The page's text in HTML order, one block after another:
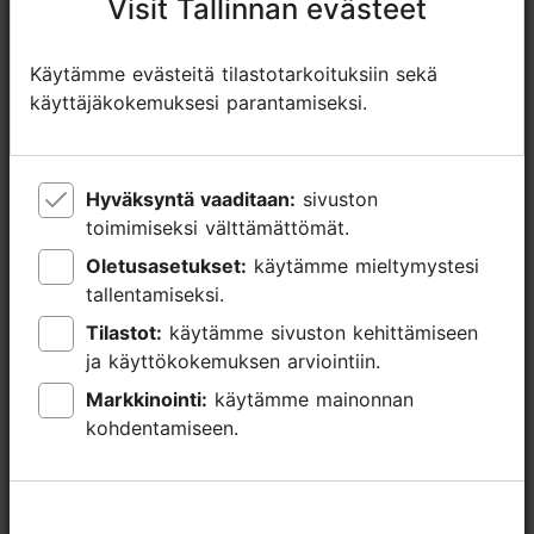
TripAdvisorissa® annetut arviot
tripadvisor rating null of 5 perustuu0 arvioon
Lue ja kirjoita kommentteja TripAdvisorissa
Arvostele TripAdvisorissa
Visit Tallinnan evästeet
Käytämme evästeitä tilastotarkoituksiin sekä
käyttäjäkokemuksesi parantamiseksi.
Hyväksyntä vaaditaan:
toimimiseksi välttämättömät.
Oletusasetukset:
tallentamiseksi.
Tilastot:
ja käyttökokemuksen arviointiin.
Markkinointi:
kohdentamiseen.
Visit Tallinnan evästeet
Käytämme evästeitä tilastotarkoituksiin sekä
käyttäjäkokemuksesi parantamiseksi.
Hyväksyntä vaaditaan:
toimimiseksi välttämättömät.
Oletusasetukset:
tallentamiseksi.
Tilastot:
ja käyttökokemuksen arviointiin.
Markkinointi:
kohdentamiseen.